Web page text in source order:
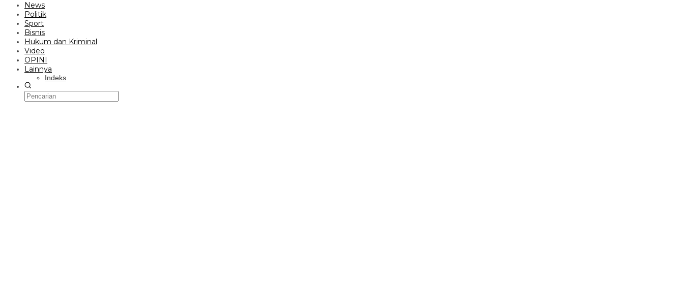
News
Politik
Sport
Bisnis
Hukum dan Kriminal
Video
OPINI
Lainnya
Indeks